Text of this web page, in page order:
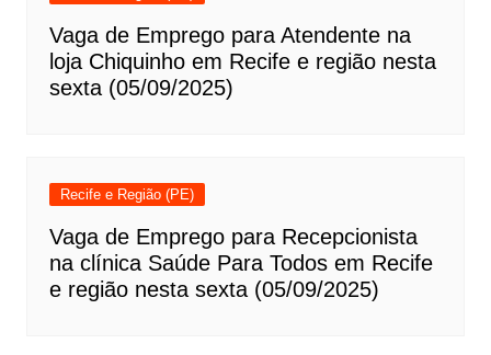
Vaga de Emprego para Atendente na
loja Chiquinho em Recife e região nesta
sexta (05/09/2025)
Recife e Região (PE)
Vaga de Emprego para Recepcionista
na clínica Saúde Para Todos em Recife
e região nesta sexta (05/09/2025)